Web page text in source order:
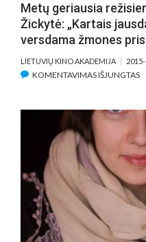
“
Metų geriausia
Žickytė: „Kartais
versdama žmones
LIETUVIŲ KINO AKADEMIJA
KOMENTAVIMAS IŠJUNGTAS